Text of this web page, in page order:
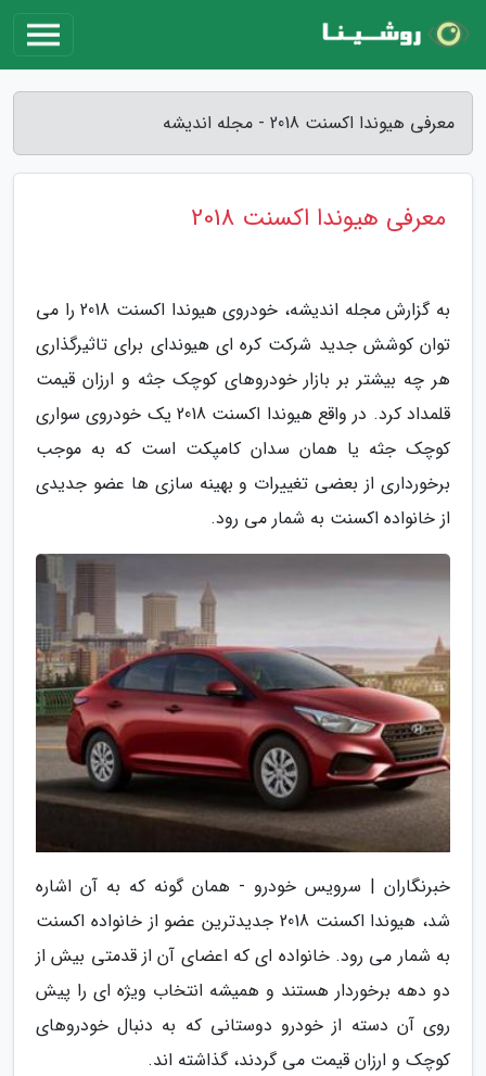
معرفی هیوندا اکسنت 2018 - مجله اندیشه
معرفی هیوندا اکسنت 2018
به گزارش مجله اندیشه، خودروی هیوندا اکسنت 2018 را می
توان کوشش جدید شرکت کره ای هیوندای برای تاثیرگذاری
هر چه بیشتر بر بازار خودروهای کوچک جثه و ارزان قیمت
قلمداد کرد. در واقع هیوندا اکسنت 2018 یک خودروی سواری
کوچک جثه یا همان سدان کامپکت است که به موجب
برخورداری از بعضی تغییرات و بهینه سازی ها عضو جدیدی
از خانواده اکسنت به شمار می رود.
خبرنگاران | سرویس خودرو - همان گونه که به آن اشاره
شد، هیوندا اکسنت 2018 جدیدترین عضو از خانواده اکسنت
به شمار می رود. خانواده ای که اعضای آن از قدمتی بیش از
دو دهه برخوردار هستند و همیشه انتخاب ویژه ای را پیش
روی آن دسته از خودرو دوستانی که به دنبال خودروهای
کوچک و ارزان قیمت می گردند، گذاشته اند.